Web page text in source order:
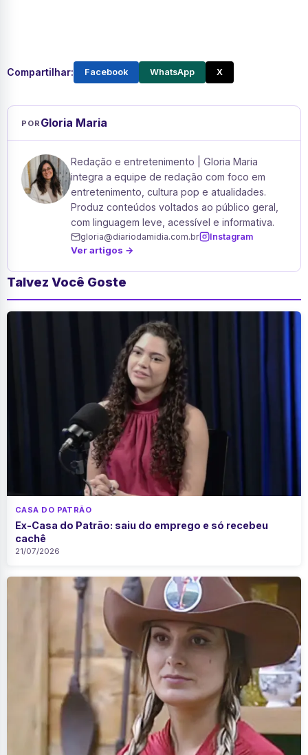
Compartilhar: Facebook WhatsApp X
POR Gloria Maria
Redação e entretenimento | Gloria Maria
integra a equipe de redação com foco em
entretenimento, cultura pop e atualidades.
Produz conteúdos voltados ao público geral,
com linguagem leve, acessível e informativa.
gloria@diariodamidia.com.br Instagram
Ver artigos →
Talvez Você Goste
CASA DO PATRÃO
Ex-Casa do Patrão: saiu do emprego e só recebeu
cachê
21/07/2026